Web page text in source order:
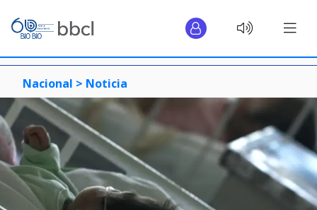
Nacional > Noticia